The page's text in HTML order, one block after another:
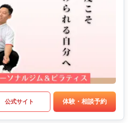
公式サイト 体験・相談予約